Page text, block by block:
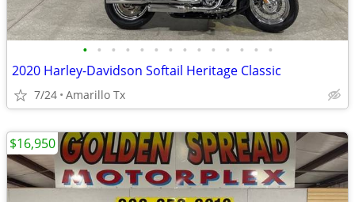
• • • • • • • • • • • • • •
2020 Harley-Davidson Softail Heritage Classic
7/24 Amarillo Tx
$16,950